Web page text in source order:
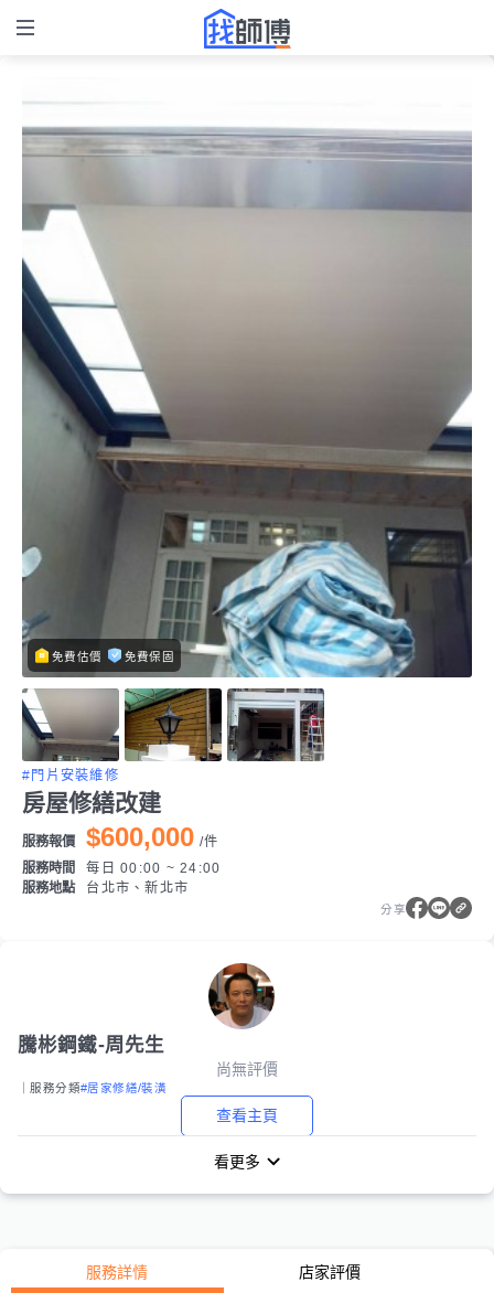
免費估價 免費保固
#門片安裝維修
房屋修繕改建
服務報價 $600,000 /件
服務時間
每日 00:00 ~ 24:00
服務地點
台北市、新北市
分享
騰彬鋼鐵-周先生
尚無評價
｜服務分類#居家修繕/裝潢
查看主頁
看更多
服務詳情 店家評價